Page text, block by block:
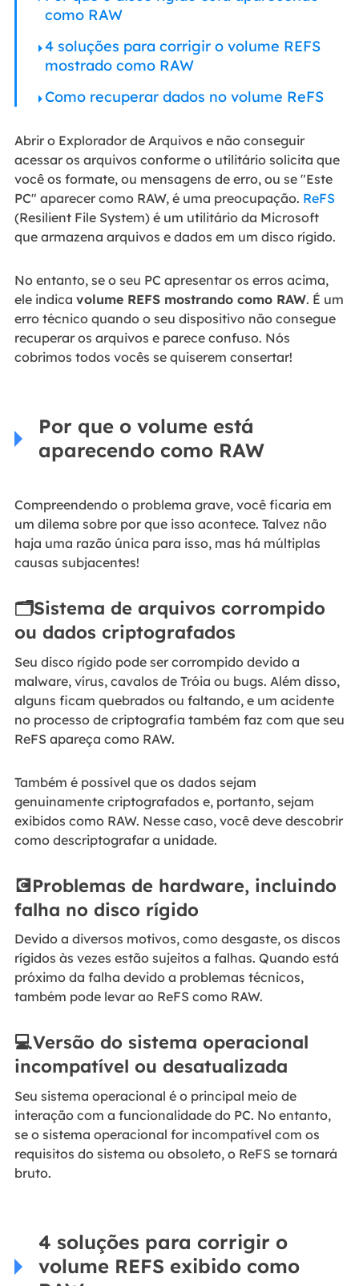
como RAW
4 soluções para corrigir o volume REFS
mostrado como RAW
Como recuperar dados no volume ReFS
Abrir o Explorador de Arquivos e não conseguir
acessar os arquivos conforme o utilitário solicita que
você os formate, ou mensagens de erro, ou se "Este
PC" aparecer como RAW, é uma preocupação. ReFS
(Resilient File System) é um utilitário da Microsoft
que armazena arquivos e dados em um disco rígido.
No entanto, se o seu PC apresentar os erros acima,
ele indica volume REFS mostrando como RAW. É um
erro técnico quando o seu dispositivo não consegue
recuperar os arquivos e parece confuso. Nós
cobrimos todos vocês se quiserem consertar!
Por que o volume está
aparecendo como RAW
Compreendendo o problema grave, você ficaria em
um dilema sobre por que isso acontece. Talvez não
haja uma razão única para isso, mas há múltiplas
causas subjacentes!
🗂️Sistema de arquivos corrompido
ou dados criptografados
Seu disco rígido pode ser corrompido devido a
malware, vírus, cavalos de Tróia ou bugs. Além disso,
alguns ficam quebrados ou faltando, e um acidente
no processo de criptografia também faz com que seu
ReFS apareça como RAW.
Também é possível que os dados sejam
genuinamente criptografados e, portanto, sejam
exibidos como RAW. Nesse caso, você deve descobrir
como descriptografar a unidade.
💽Problemas de hardware, incluindo
falha no disco rígido
Devido a diversos motivos, como desgaste, os discos
rígidos às vezes estão sujeitos a falhas. Quando está
próximo da falha devido a problemas técnicos,
também pode levar ao ReFS como RAW.
💻Versão do sistema operacional
incompatível ou desatualizada
Seu sistema operacional é o principal meio de
interação com a funcionalidade do PC. No entanto,
se o sistema operacional for incompatível com os
requisitos do sistema ou obsoleto, o ReFS se tornará
bruto.
4 soluções para corrigir o
volume REFS exibido como